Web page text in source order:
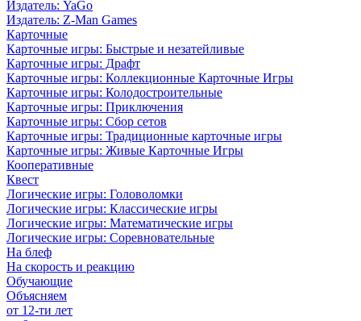
Издатель: YaGo
Издатель: Z-Man Games
Карточные
Карточные игры: Быстрые и незатейливые
Карточные игры: Драфт
Карточные игры: Коллекционные Карточные Игры
Карточные игры: Колодостроительные
Карточные игры: Приключения
Карточные игры: Сбор сетов
Карточные игры: Традиционные карточные игры
Карточные игры: Живые Карточные Игры
Кооперативные
Квест
Логические игры: Головоломки
Логические игры: Классические игры
Логические игры: Математические игры
Логические игры: Соревновательные
На блеф
На скорость и реакцию
Обучающие
Объясняем
от 12-ти лет